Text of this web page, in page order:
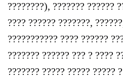
????????), ??????? ??????
???? ?????? ???????,
??????????? ???? ??????
??????? ?????? ??? ? ????
??????? ????? ????? ?????